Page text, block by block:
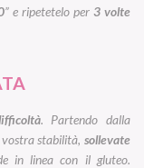
” e ripetetelo per 3 volte
. Partendo dalla
stabilità,sollevate
in linea con il gluteo.